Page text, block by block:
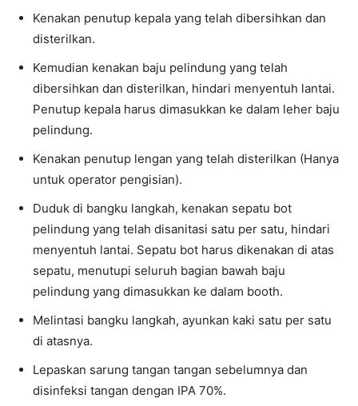
Kenakan penutup kepala yang telah dibersihkan dan
disterilkan.
Kemudian kenakan baju pelindung yang telah
dibersihkan dan disterilkan, hindari menyentuh lantai.
Penutup kepala harus dimasukkan ke dalam leher baju
pelindung.
Kenakan penutup lengan yang telah disterilkan (Hanya
untuk operator pengisian).
Duduk di bangku langkah, kenakan sepatu bot
pelindung yang telah disanitasi satu per satu, hindari
menyentuh lantai. Sepatu bot harus dikenakan di atas
sepatu, menutupi seluruh bagian bawah baju
pelindung yang dimasukkan ke dalam booth.
Melintasi bangku langkah, ayunkan kaki satu per satu
di atasnya.
Lepaskan sarung tangan tangan sebelumnya dan
disinfeksi tangan dengan IPA 70%.